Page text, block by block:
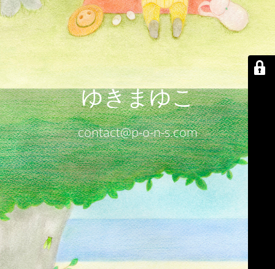
ゆきまゆこ
contact@p-o-n-s.com